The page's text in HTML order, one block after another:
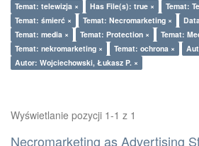
Temat: telewizja × Has File(s): true ×
Temat:
Temat: śmierć ×
Temat: Necromarketing ×
Temat: media ×
Temat: Protection × Temat:
Temat: nekromarketing ×
Temat: ochrona ×
Autor: Wojciechowski, Łukasz P. ×
Wyświetlanie pozycji 1-1 z 1
Necromarketing as Advertising